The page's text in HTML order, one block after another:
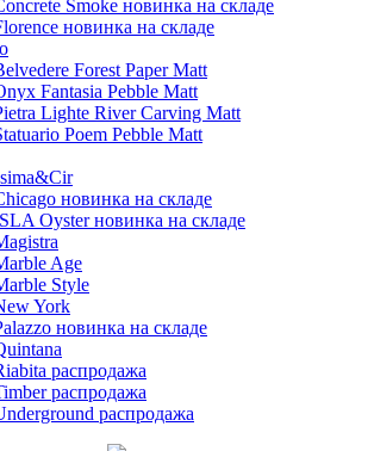
Smoke новинка на складе
новинка на складе
Forest Paper Matt
Fantasia Pebble Matt
Lighte River Carving Matt
Poem Pebble Matt
новинка на складе
Oyster новинка на складе
Age
Style
York
новинка на складе
распродажа
распродажа
распродажа